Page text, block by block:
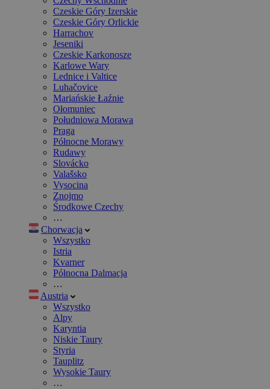
Czeskie Góry Izerskie
Czeskie Góry Orlickie
Harrachov
Jeseniki
Czeskie Karkonosze
Karlowe Wary
Lednice i Valtice
Luhačovice
Mariańskie Łaźnie
Ołomuniec
Południowa Morawa
Praga
Północne Morawy
Rudawy
Slovácko
Valašsko
Vysocina
Znojmo
Środkowe Czechy
…
Chorwacja
Wszystko
Istria
Kvarner
Północna Dalmacja
…
Austria
Wszystko
Alpy
Karyntia
Niskie Taury
Styria
Tauplitz
Wysokie Taury
…